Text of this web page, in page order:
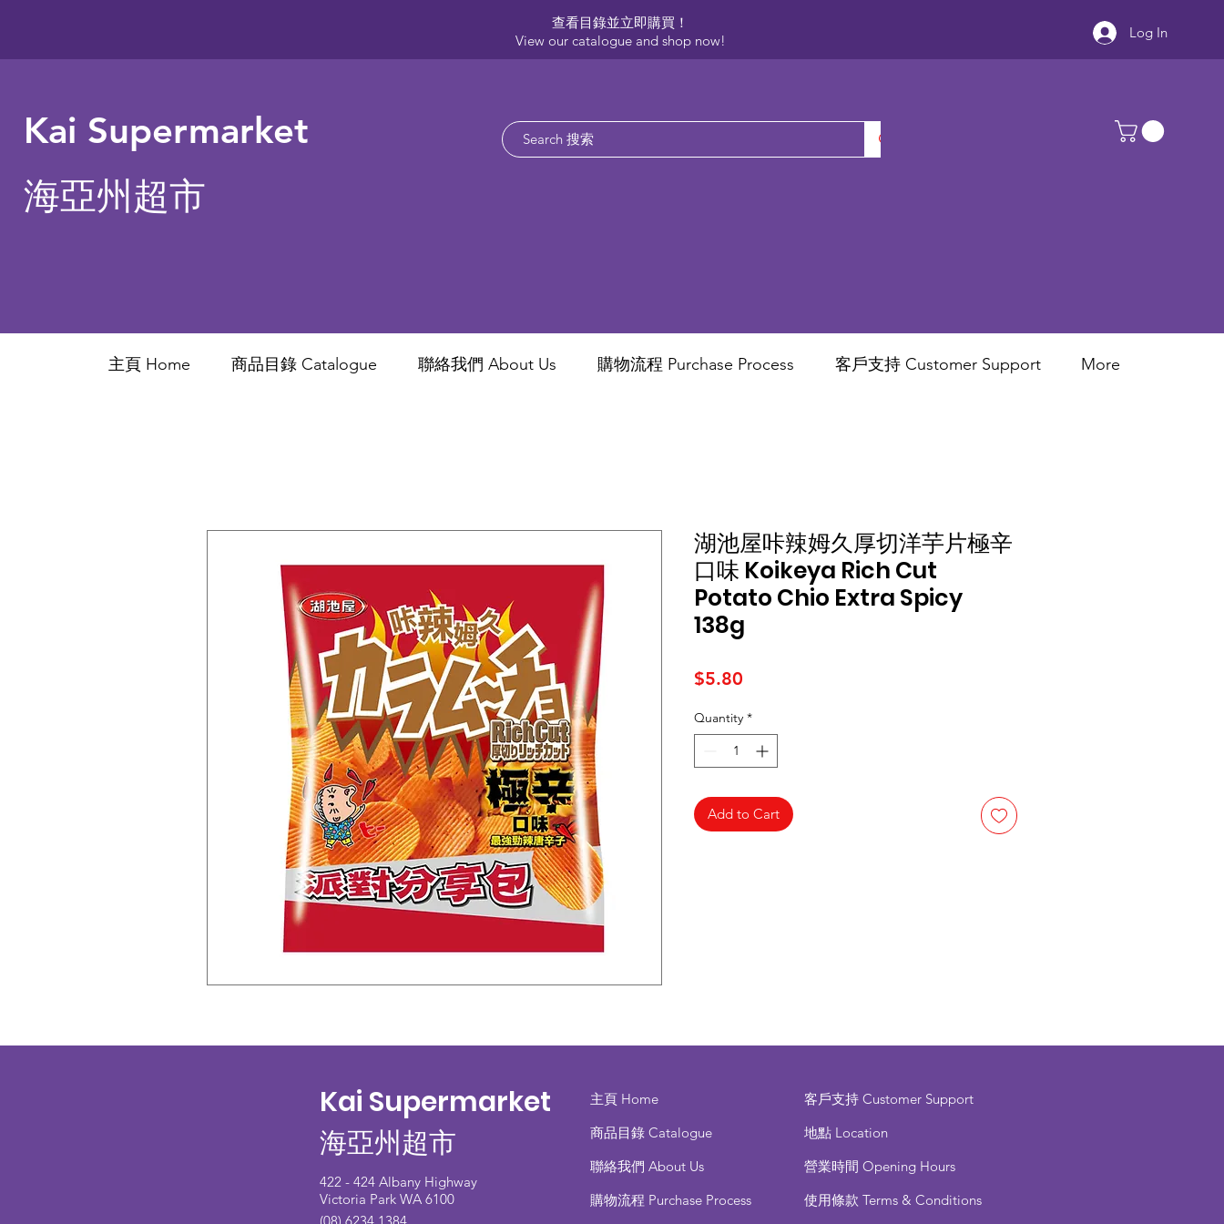
查看目錄並立即購買！​
View our catalogue and shop now!
Log In
Kai Supermarket
海亞州超市
主頁 Home 商品目錄 ​Catalogue 聯絡我們 About Us ​購物流程 Purchase Process 客戶支持 Customer Support More
湖池屋咔辣姆久厚切洋芋片極辛
口味 Koikeya Rich Cut
Potato Chio Extra Spicy
138g
$5.80
Quantity *
Add to Cart
Kai Supermarket
海亞州超市
422 - 424 Albany Highway
Victoria Park WA 6100
主頁 Home
商品目錄 ​Catalogue
聯絡我們 About Us
​購物流程 Purchase Process
客戶支持Customer Support
地點 Location
營業時間Opening Hours
使用條款Terms & Conditions